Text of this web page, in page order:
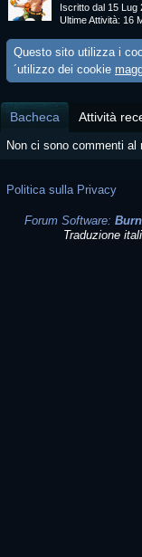
Iscritto dal 15 Lug
Ultime Attività 16
Questo sito utilizza i
´utilizzo dei cookie
Bacheca Attività
Non ci sono commenti al
Politica sulla Privacy
Forum Software:
Traduzione